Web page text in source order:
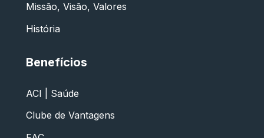
Missão, Visão, Valores
História
Benefícios
ACI | Saúde
Clube de Vantagens